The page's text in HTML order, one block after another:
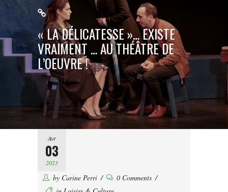
« LA DÉLICATESSE »… EXISTE
VRAIMENT … AU THÉÂTRE DE
L’OEUVRE !
Avr
03
2023
by Carine Perri
0 Comments